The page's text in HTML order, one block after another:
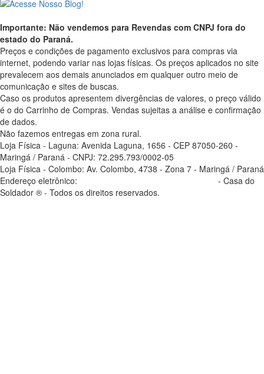
Importante: Não vendemos para Revendas com CNPJ fora do
estado do Paraná.
Preços e condições de pagamento exclusivos para compras via
internet, podendo variar nas lojas físicas. Os preços aplicados no site
prevalecem aos demais anunciados em qualquer outro meio de
comunicação e sites de buscas.
Caso os produtos apresentem divergências de valores, o preço válido
é o do Carrinho de Compras. Vendas sujeitas a análise e confirmação
de dados.
Não fazemos entregas em zona rural.
Loja Física - Laguna: Avenida Laguna, 1656 - CEP 87050-260 -
Maringá / Paraná - CNPJ: 72.295.793/0002-05
Loja Física - Colombo: Av. Colombo, 4738 - Zona 7 - Maringá / Paraná
Endereço eletrônico:
- Casa do
Soldador ® - Todos os direitos reservados.